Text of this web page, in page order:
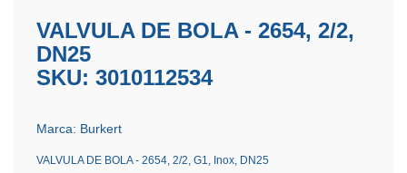
VALVULA DE BOLA - 2654, 2/2,
DN25
SKU: 3010112534
Marca: Burkert
VALVULA DE BOLA - 2654, 2/2, G1, Inox, DN25